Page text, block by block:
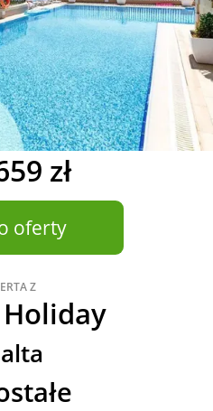
zł
oferty
Z